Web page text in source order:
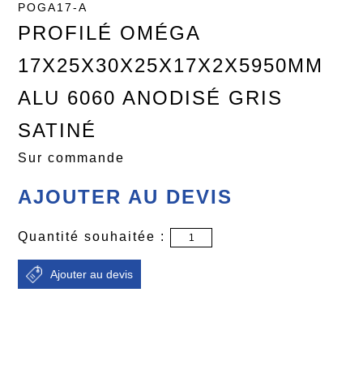
POGA17-A
PROFILÉ OMÉGA
17X25X30X25X17X2X5950MM
ALU 6060 ANODISÉ GRIS
SATINÉ
Sur commande
AJOUTER AU DEVIS
Quantité souhaitée :